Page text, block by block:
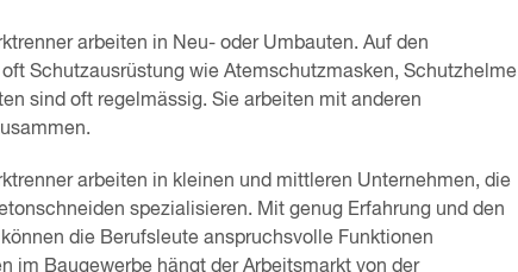
arbeiten in Neu- oder Umbauten. Auf den
Schutzausrüstung wie Atemschutzmasken, Schutzhelme
sind oft regelmässig. Sie arbeiten mit anderen
arbeiten in kleinen und mittleren Unternehmen, die
spezialisieren. Mit genug Erfahrung und den
die Berufsleute anspruchsvolle Funktionen
im Baugewerbe hängt der Arbeitsmarkt von der